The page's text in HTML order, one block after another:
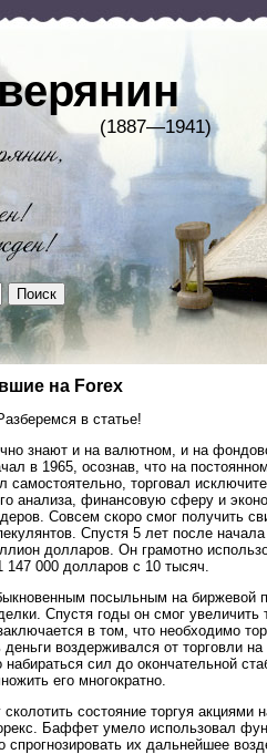
(1887—1941)
на Forex
в статье!
знают и на валютном, и на
в 1965, осознав, что на
самостоятельно, торговал
анализа, финансовую сферу и
Совсем скоро смог получить
Спустя 5 лет после
долларов. Он грамотно
147 000 долларов с 10 тысяч.
посыльным на биржевой
Спустя годы он смог
в том, что необходимо
деньги воздерживался от торговли
сил до окончательной
его многократно.
состояние торгуя
Баффет умело использовал
их дальнейшее